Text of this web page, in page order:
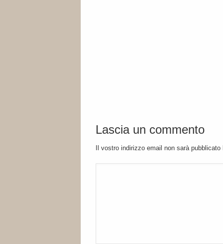
Lascia un commento
Il vostro indirizzo email non sarà